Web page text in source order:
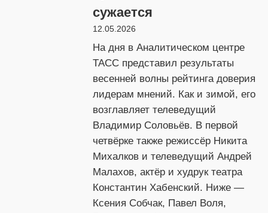
сужается
12.05.2026
На дня в Аналитическом центре
ТАСС представил результаты
весенней волны рейтинга доверия
лидерам мнений. Как и зимой, его
возглавляет телеведущий
Владимир Соловьёв. В первой
четвёрке также режиссёр Никита
Михалков и телеведущий Андрей
Малахов, актёр и худрук театра
Константин Хабенский. Ниже —
Ксения Собчак, Павел Воля,